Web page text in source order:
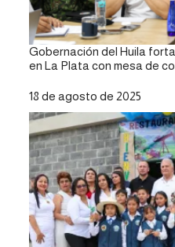
Gobernación del Huila
en La Plata con mesa de
Fecha
18 de agosto de 2025